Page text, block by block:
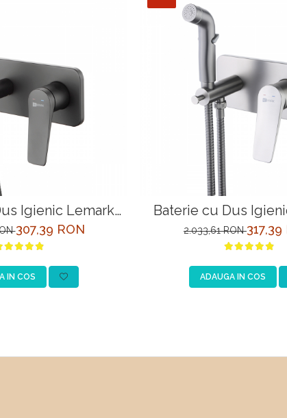
Igienic Lemark
Negru Incastrata
307,39 RON
IN COS
Baterie cu Dus
Bronx LM3720GM
2.033,61 RON317,39
ADAUGA IN COS